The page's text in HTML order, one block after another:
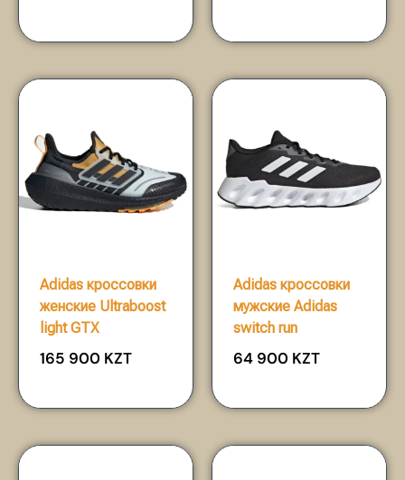
Adidas кроссовки
женские Ultraboost
light GTX
165 900 KZT
Adidas кроссовки
мужские Adidas
switch run
64 900 KZT